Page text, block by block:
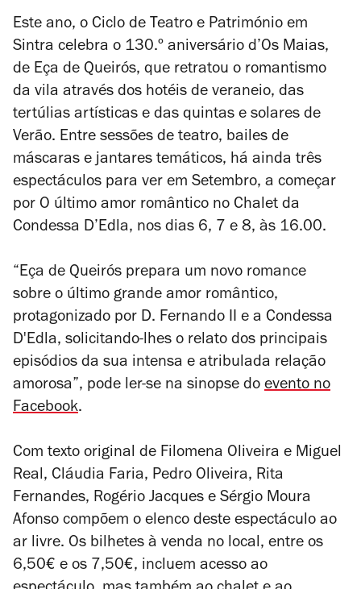
Este ano, o Ciclo de Teatro e Património em
Sintra celebra o 130.º aniversário d’Os Maias,
de Eça de Queirós, que retratou o romantismo
da vila através dos hotéis de veraneio, das
tertúlias artísticas e das quintas e solares de
Verão. Entre sessões de teatro, bailes de
máscaras e jantares temáticos, há ainda três
espectáculos para ver em Setembro, a começar
por O último amor romântico no Chalet da
Condessa D’Edla, nos dias 6, 7 e 8, às 16.00.
“Eça de Queirós prepara um novo romance
sobre o último grande amor romântico,
protagonizado por D. Fernando II e a Condessa
D'Edla, solicitando-lhes o relato dos principais
episódios da sua intensa e atribulada relação
amorosa”, pode ler-se na sinopse do evento no
Facebook.
Com texto original de Filomena Oliveira e Miguel
Real, Cláudia Faria, Pedro Oliveira, Rita
Fernandes, Rogério Jacques e Sérgio Moura
Afonso compõem o elenco deste espectáculo ao
ar livre. Os bilhetes à venda no local, entre os
6,50€ e os 7,50€, incluem acesso ao